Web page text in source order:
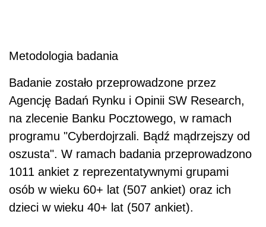
Metodologia badania
Badanie zostało przeprowadzone przez
Agencję Badań Rynku i Opinii SW Research,
na zlecenie Banku Pocztowego, w ramach
programu "Cyberdojrzali. Bądź mądrzejszy od
oszusta". W ramach badania przeprowadzono
1011 ankiet z reprezentatywnymi grupami
osób w wieku 60+ lat (507 ankiet) oraz ich
dzieci w wieku 40+ lat (507 ankiet).